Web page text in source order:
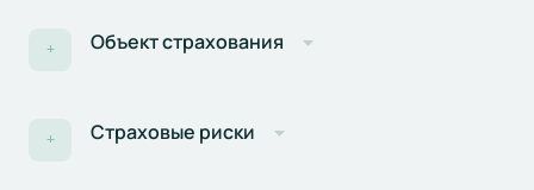
+ Объект страхования
+ Страховые риски